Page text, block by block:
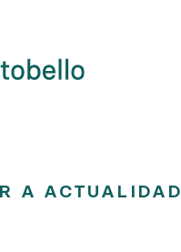
A ACTUALIDAD